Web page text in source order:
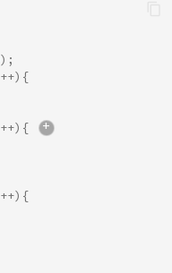
);
++){
++){
++){